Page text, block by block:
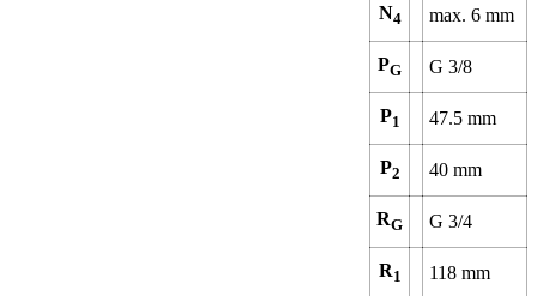
N4 max. 6 mm
PG G 3/8
P1 47.5 mm
P2 40 mm
RG G 3/4
R1 118 mm